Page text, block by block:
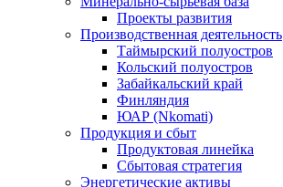
Проекты развития
Производственная деятельность
Таймырский полуостров
Кольский полуостров
Забайкальский край
Финляндия
ЮАР (Nkomati)
Продукция и сбыт
Продуктовая линейка
Сбытовая стратегия
Энергетические активы